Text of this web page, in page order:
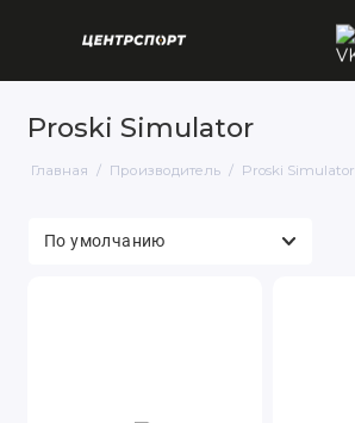
Proski Simulator
Главная Производитель Proski Simulator